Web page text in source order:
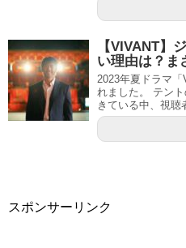
【VIVANT】
い理由は？ま
2023年夏ドラマ
れました。 テン
きている中、視聴
スポンサーリンク